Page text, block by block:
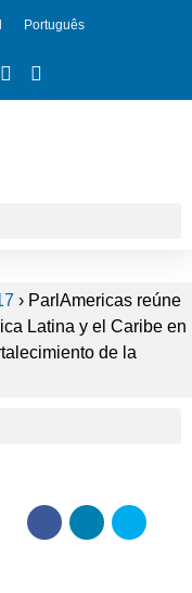
Português
› ParlAmericas reúne
Latina y el Caribe en
de la